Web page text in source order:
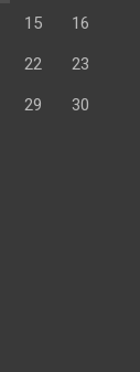
15 16
22 23
29 30